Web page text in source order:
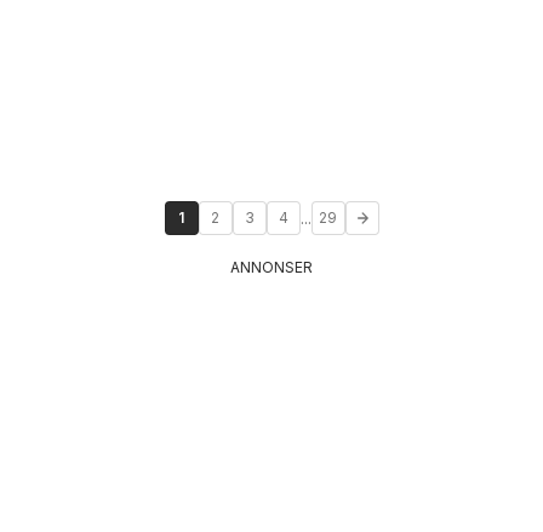
1 2 3 4 ... 29
ANNONSER